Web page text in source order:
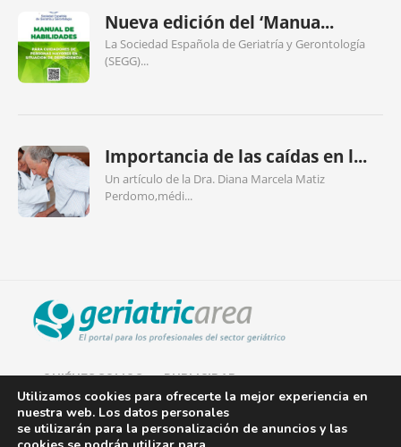
Nueva edición del ‘Manua...
La Sociedad Española de Geriatría y Gerontología
(SEGG)...
Importancia de las caídas en l...
Un artículo de la Dra. Diana Marcela Matiz
Perdomo,médi...
QUIÉNES SOMOS PUBLICIDAD
AVISO LEGAL
Utilizamos cookies para ofrecerte la mejor experiencia en
nuestra web. Los datos personales
se utilizarán para la personalización de anuncios y las